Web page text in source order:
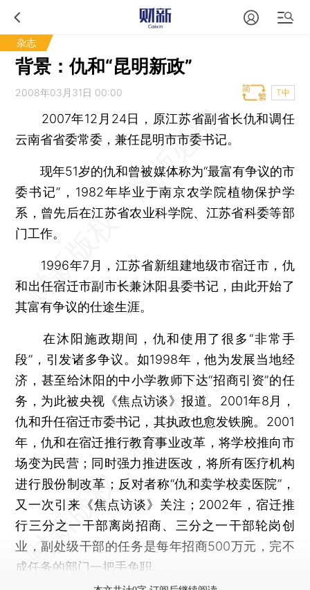
杂志
背景：仇和“昆明新政”
2008年03月31日 00:00 T中
2007年12月24日，原江苏省副省长仇和调任
云南省省委常委，兼任昆明市市委书记。
现年51岁的仇和曾被媒体称为“最富有争议的市
委书记”，1982年毕业于南京农学院植物保护学
系，曾先后在江苏省农业科学院、江苏省科委等部
门工作。
1996年7月，江苏省新组建地级市宿迁市，仇
和出任宿迁市副市长兼沐阳县委书记，由此开始了
其富有争议的仕途生涯。
在沐阳施政期间，仇和使用了很多“非常手
段”，引发诸多争议。如1998年，他为发展当地经
济，甚至给沐阳的中小学教师下达“招商引资”的任
务，为此被央视《焦点访谈》报道。2001年8月，
仇和升任宿迁市委书记，其执政也愈发铁腕。2001
年，仇和在宿迁推行教育事业改革，将学校推向市
场变为民营；同时强力推进医改，将所有医疗机构
进行股份制改革；反对者称“仇和卖学校卖医院”，
又一次引来《焦点访谈》关注；2002年，宿迁推
行三分之一干部离岗招商、三分之一干部轮岗创
业，副处级干部的任务是每年招商500万元，完不
成任务的部门一把手免职……